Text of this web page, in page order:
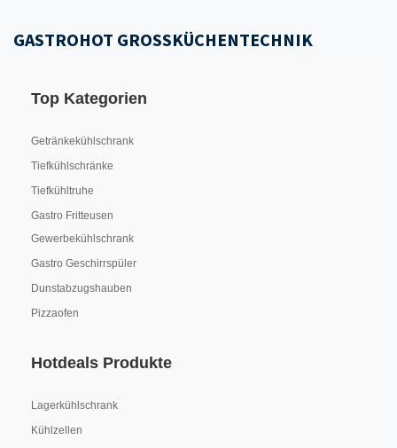
GASTROHOT GROSSKÜCHENTECHNIK
Top Kategorien
Getränkekühlschrank
Tiefkühlschränke
Tiefkühltruhe
Gastro Fritteusen
Gewerbekühlschrank
Gastro Geschirrspüler
Dunstabzugshauben
Pizzaofen
Hotdeals Produkte
Lagerkühlschrank
Kühlzellen